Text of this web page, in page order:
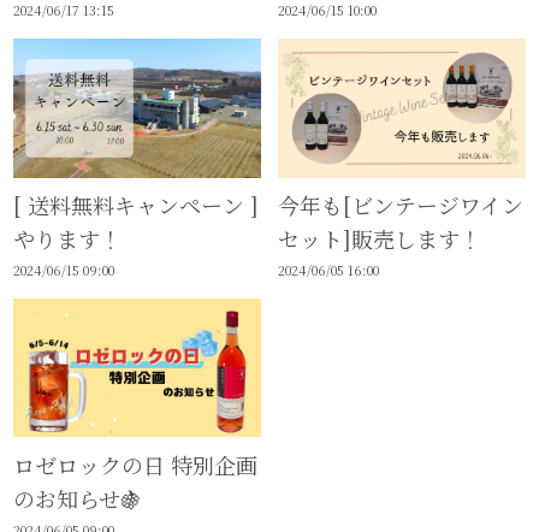
2024/06/17 13:15 2024/06/15 10:00
[ 送料無料キャンペーン ]
やります！
2024/06/15 09:00
今年も[ビンテージワイン
セット]販売します！
2024/06/05 16:00
ロゼロックの日 特別企画
のお知らせ🍇